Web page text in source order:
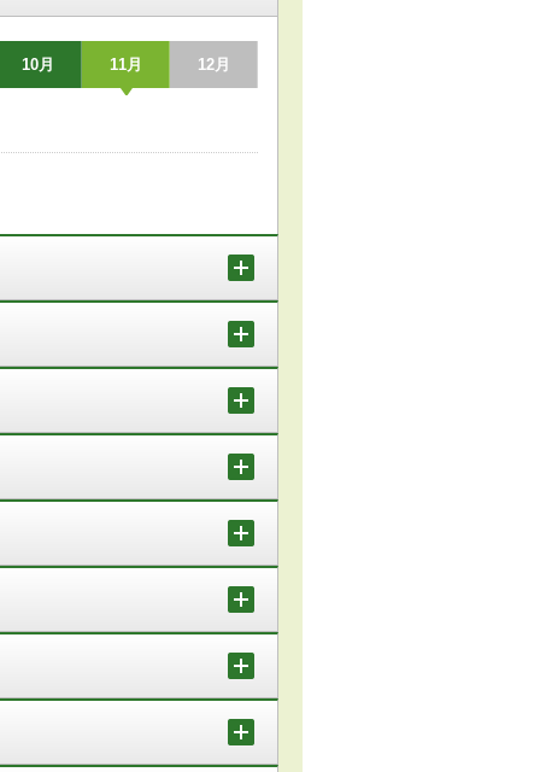
10月 11月 12月